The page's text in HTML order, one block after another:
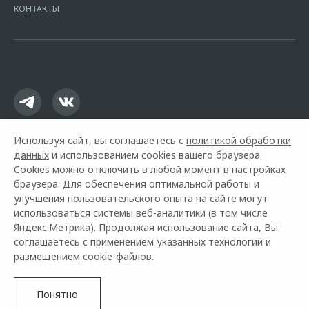
16.01.2015. Предложение ограничено и не является публичной
КОНТАКТЫ
Горячая линия OMODA: +7 (383) 363-22-66
© 2026 Эксперт Авто Нск
Используя сайт, вы соглашаетесь с политикой обработки
данных и использованием cookies вашего браузера.
Cookies можно отключить в любой момент в настройках
браузера. Для обеспечения оптимальной работы и
улучшения пользовательского опыта на сайте могут
использоваться системы веб-аналитики (в том числе
Яндекс.Метрика). Продолжая использование сайта, Вы
соглашаетесь с применением указанных технологий и
размещением cookie-файлов.
Понятно